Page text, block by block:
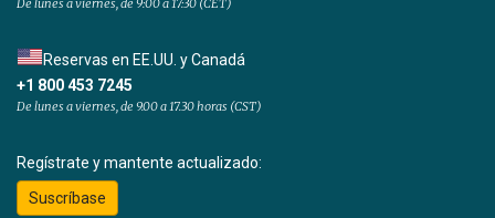
Reservas en EE.UU. y Canadá
+1 800 453 7245
De lunes a viernes, de 9.00 a 17.30 horas (CST)
Regístrate y mantente actualizado:
Suscríbase